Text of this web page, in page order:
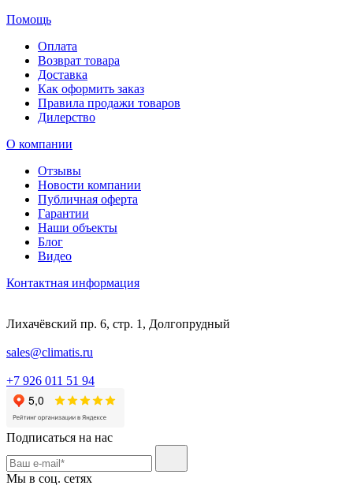
Помощь
Оплата
Возврат товара
Доставка
Как оформить заказ
Правила продажи товаров
Дилерство
О компании
Отзывы
Новости компании
Публичная оферта
Гарантии
Наши объекты
Блог
Видео
Контактная информация
Лихачёвский пр. 6, стр. 1, Долгопрудный
sales@climatis.ru
+7 926 011 51 94
Подписаться на нас
Мы в соц. сетях